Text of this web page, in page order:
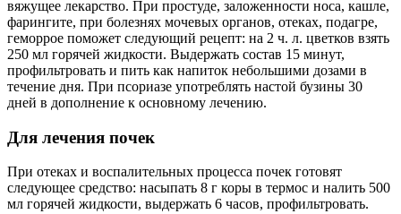
вяжущее лекарство. При простуде, заложенности носа, кашле,
фарингите, при болезнях мочевых органов, отеках, подагре,
геморрое поможет следующий рецепт: на 2 ч. л. цветков взять
250 мл горячей жидкости. Выдержать состав 15 минут,
профильтровать и пить как напиток небольшими дозами в
течение дня. При псориазе употреблять настой бузины 30
дней в дополнение к основному лечению.
Для лечения почек
При отеках и воспалительных процесса почек готовят
следующее средство: насыпать 8 г коры в термос и налить 500
мл горячей жидкости, выдержать 6 часов, профильтровать.